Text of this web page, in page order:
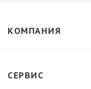
КОМПАНИЯ
СЕРВИС